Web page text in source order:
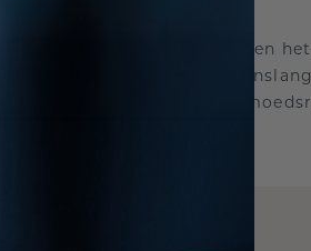
staan achter de kwaliteit en
Daarom: gratis
die u voor altijd